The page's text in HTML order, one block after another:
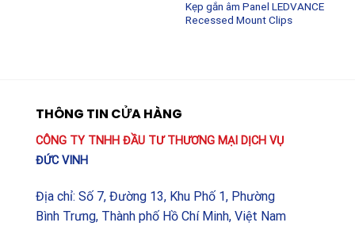
Khéo léo trượt bộ đèn
Bước 5: Hoàn thiện.
Lắp cạnh khung còn lại vào và siết
chặt vít. Kiểm tra độ phẳng và bật nguồn để nghiệm
thu ánh sáng.
chính hãng?
Trên thị trường hiện nay có không ít các loại khung gia
Kẹp gắn âm Panel LEDVANCE
Recessed Mount Clips
THÔNG TIN CỬA HÀNG
CÔNG TY TNHH ĐẦU TƯ THƯƠNG MẠI DỊCH VỤ
ĐỨC VINH
Địa chỉ: Số 7, Đường 13, Khu Phố 1, Phường
Bình Trưng, Thành phố Hồ Chí Minh, Việt Nam